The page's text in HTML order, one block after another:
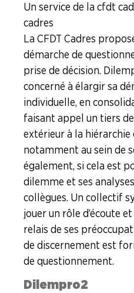
Un service de la cfdt
cadres
La CFDT Cadres
démarche de
prise de décision.
concerné à élargir sa
individuelle, en
faisant appel un tiers
extérieur à la hiérarchie
notamment au sein de
également, si cela est
dilemme et ses
collègues. Un collectif
jouer un rôle d’écoute
relais de ses
de discernement est
de questionnement.
Dilempro2